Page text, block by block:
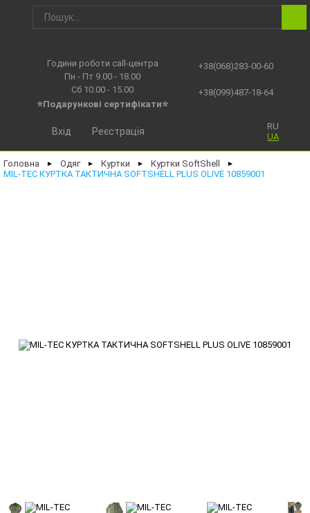
Години роботи call-центра
Пн - Пт 9.00 - 18.00
Сб 10.00 - 15.00
⭐Подарункові сертифікати⭐
+38(068)283-00-60
+38(099)487-18-64
RU
UA
Вхід Реєстрація
Головна ► Одяг ► Куртки ► Куртки SoftShell ►
MIL-TEC КУРТКА ТАКТИЧНА SOFTSHELL PLUS OLIVE 10859001